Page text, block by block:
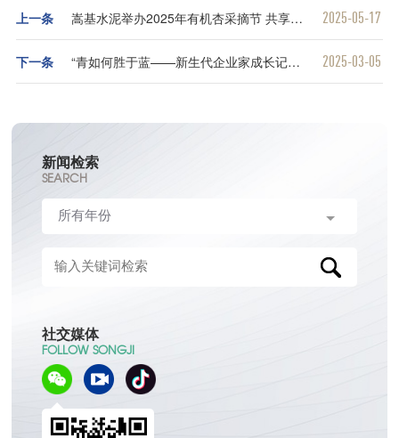
上一条 嵩基水泥举办2025年有机杏采摘节 共享绿色丰收喜悦 2025-05-17
下一条 “青如何胜于蓝——新生代企业家成长记”⑦“飞”越嵩山（原载于2025年3月5日《河南日报》8版） 2025-03-05
新闻检索
SEARCH
社交媒体
FOLLOW SONGJI